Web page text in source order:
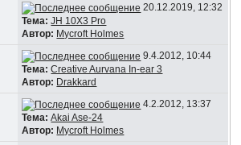
20.12.2019, 12:32
Тема: JH 10X3 Pro
Автор: Mycroft Holmes
9.4.2012, 10:44
Тема: Creative Aurvana In-ear 3
Автор: Drakkard
4.2.2012, 13:37
Тема: Akai Ase-24
Автор: Mycroft Holmes